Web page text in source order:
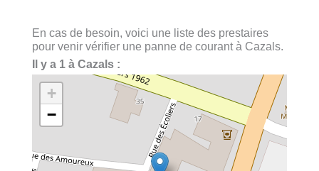
En cas de besoin, voici une liste des prestaires
pour venir vérifier une panne de courant à Cazals.
Il y a 1 à Cazals :
+
−